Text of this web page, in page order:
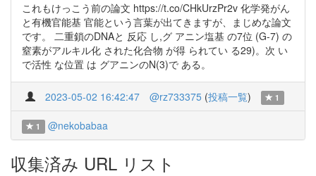
これもけっこう前の論文 https://t.co/CHkUrzPr2v 化学発がん
と有機官能基 官能という言葉が出てきますが、まじめな論文
です。 二重鎖のDNAと 反応 し,グ アニン塩基 の7位 (G-7) の
窒素がアルキル化 された化合物 が得 られてい る29)。次 い
で活性 な位置 は グアニンのN(3)で ある。
2023-05-02 16:42:47 @rz733375 (投稿一覧) 1
1 @nekobabaa
収集済み URL リスト